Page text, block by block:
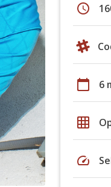
schedule
calendar_today 6
grid_on
speed